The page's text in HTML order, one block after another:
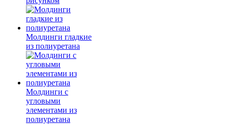
Молдинги гладкие
из полиуретана
Молдинги с
угловыми
элементами из
полиуретана